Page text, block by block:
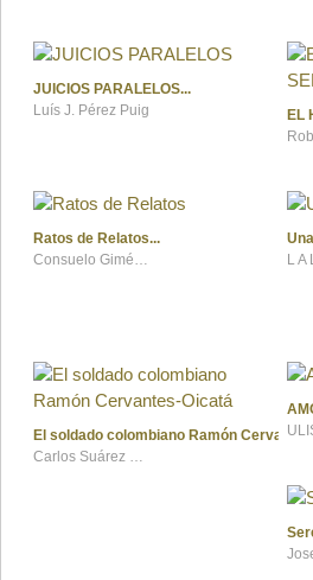
JUICIOS PARALELOS
Luís J. Pérez Puig
EL
Ratos de Relatos
Consuelo Giménez Pardo
L A
El soldado colombiano Ramón
Carlos Suárez Castañeda